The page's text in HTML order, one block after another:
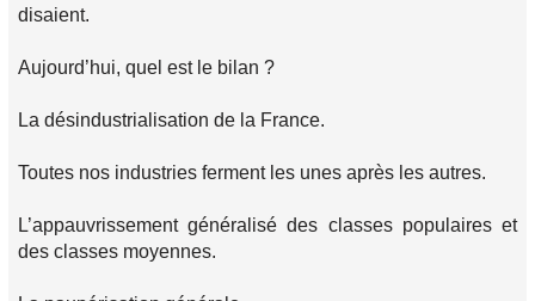
disaient.
Aujourd’hui, quel est le bilan ?
La désindustrialisation de la France.
Toutes nos industries ferment les unes après les autres.
L’appauvrissement généralisé des classes populaires et
des classes moyennes.